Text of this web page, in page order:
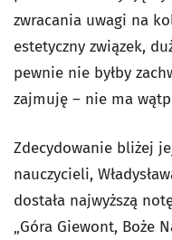
zwracania uwagi na
estetyczny związek,
pewnie nie byłby
zajmuję – nie ma
Zdecydowanie bliżej
nauczycieli,
dostała najwyższą
„Góra Giewont, Boże